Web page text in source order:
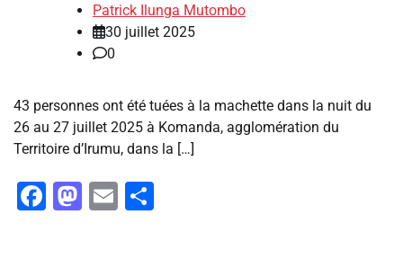
Patrick Ilunga Mutombo
30 juillet 2025
0
43 personnes ont été tuées à la machette dans la nuit du
26 au 27 juillet 2025 à Komanda, agglomération du
Territoire d’Irumu, dans la […]
Facebook
Mastodon
Email